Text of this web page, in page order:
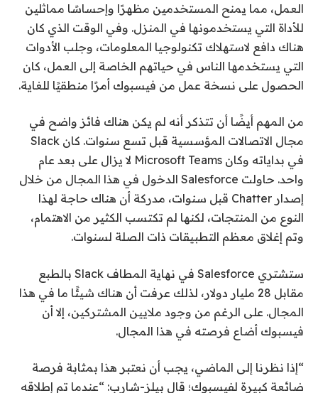
العمل، مما يمنح المستخدمين مظهرًا وإحساسًا مماثلين
للأداة التي يستخدمونها في المنزل. وفي الوقت الذي كان
هناك دافع لاستهلاك تكنولوجيا المعلومات، وجلب الأدوات
التي يستخدمها الناس في حياتهم الخاصة إلى العمل، كان
الحصول على نسخة عمل من فيسبوك أمرًا منطقيًا للغاية.
من المهم أيضًا أن تتذكر أنه لم يكن هناك فائز واضح في
مجال الاتصالات المؤسسية قبل تسع سنوات. كان Slack
في بداياته وكان Microsoft Teams لا يزال على بعد عام
واحد. حاولت Salesforce الدخول في هذا المجال من خلال
إصدار Chatter قبل سنوات، مدركة أن هناك حاجة لهذا
النوع من المنتجات، لكنها لم تكتسب الكثير من الاهتمام،
وتم إغلاق معظم التطبيقات ذات الصلة لسنوات.
ستشتري Salesforce في نهاية المطاف Slack بالطبع
مقابل 28 مليار دولار، لذلك عرفت أن هناك شيئًا ما في هذا
المجال. على الرغم من وجود ملايين المشتركين، إلا أن
فيسبوك أضاع فرصته في هذا المجال.
“إذا نظرنا إلى الماضي، يجب أن نعتبر هذا بمثابة فرصة
ضائعة كبيرة لفيسبوك؛ قال بيلز-شارب: “عندما تم إطلاقه